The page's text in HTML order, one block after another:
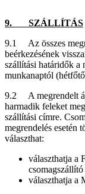
9. SZÁLLÍTÁS
9.1 Az összes
beérkezésének
szállítási határidők a
munkanaptól
9.2 A megrendelt
harmadik feleket
szállítási címre.
megrendelés esetén
választhat:
választhatja a
választhatja a